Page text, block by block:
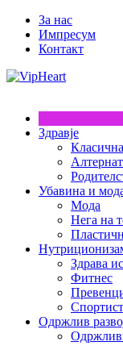
За нас
Импресум
Контакт
Здравје
Убавина и
Мода
Нега на
Здрава
Фитнес
Одржлив